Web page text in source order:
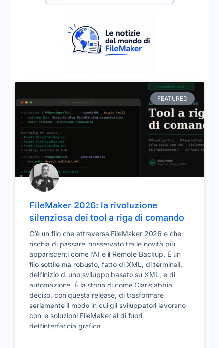
FEATURED
FileMaker 2026: la rivoluzione
silenziosa dei tool a riga di comando
C’è un filo che attraversa FileMaker 2026 e che
rischia di passare inosservato tra le novità più
appariscenti come l’AI e il Remote Backup. È un
filo sottile ma robusto, fatto di XML, di terminali,
dell’inizio di uno sviluppo basato su XML, e di
automazione. È la storia di come Claris abbia
deciso, con questa release, di trasformare
seriamente il modo in cui gli sviluppatori lavorano
con le soluzioni FileMaker al di fuori
dell’interfaccia grafica.